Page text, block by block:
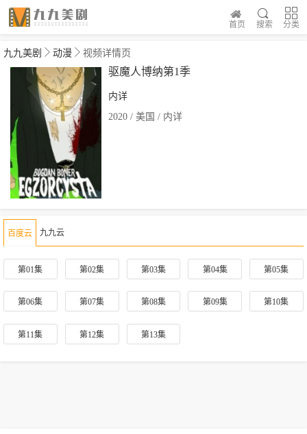
分类
搜索
首页
九九美剧 动漫 视频详情页
驱魔人博纳第1季
内详
2020 / 美国 / 内详
百度云 九九云
第01集 第02集 第03集 第04集 第05集
第06集 第07集 第08集 第09集 第10集
第11集 第12集 第13集